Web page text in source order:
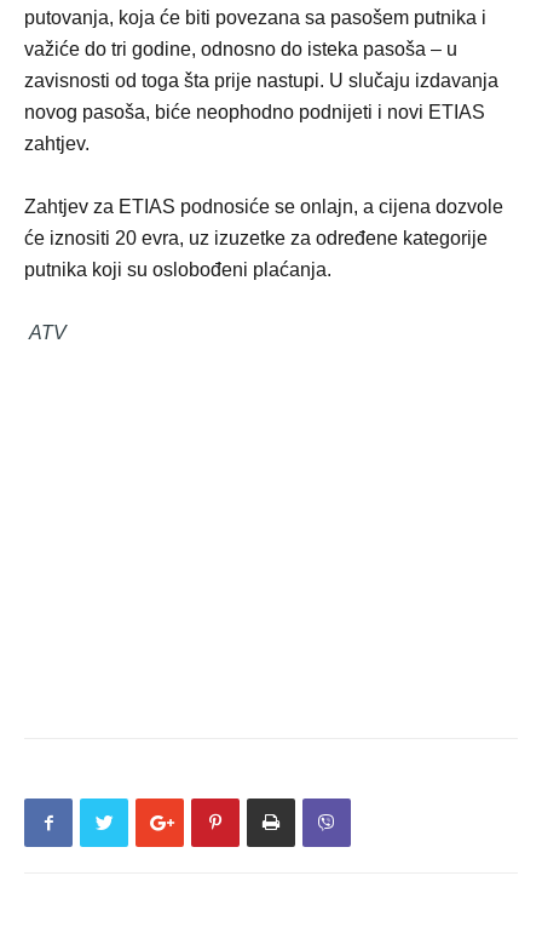
putovanja, koja će biti povezana sa pasošem putnika i
važiće do tri godine, odnosno do isteka pasoša – u
zavisnosti od toga šta prije nastupi. U slučaju izdavanja
novog pasoša, biće neophodno podnijeti i novi ETIAS
zahtjev.
Zahtjev za ETIAS podnosiće se onlajn, a cijena dozvole
će iznositi 20 evra, uz izuzetke za određene kategorije
putnika koji su oslobođeni plaćanja.
ATV